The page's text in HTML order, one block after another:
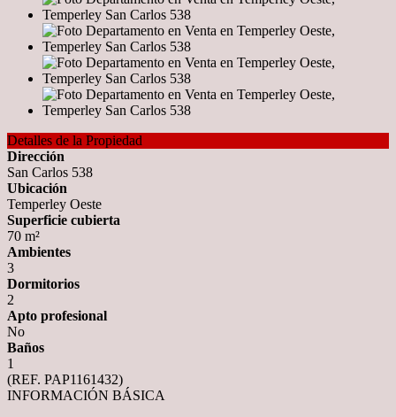
Detalles de la Propiedad
Dirección
San Carlos 538
Ubicación
Temperley Oeste
Superficie cubierta
70 m²
Ambientes
3
Dormitorios
2
Apto profesional
No
Baños
1
(REF. PAP1161432)
INFORMACIÓN BÁSICA